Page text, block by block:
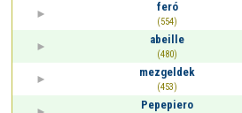
feró
(554)
abeille
(480)
mezgeldek
(453)
Pepepiero